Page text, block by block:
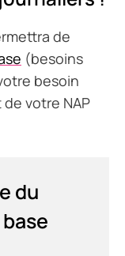
de
(besoins
besoin
votre NAP
du